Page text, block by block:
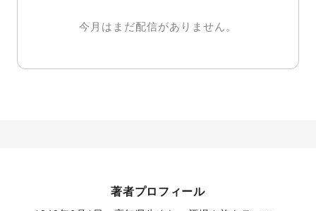
今月はまだ配信がありません。
著者プロフィール